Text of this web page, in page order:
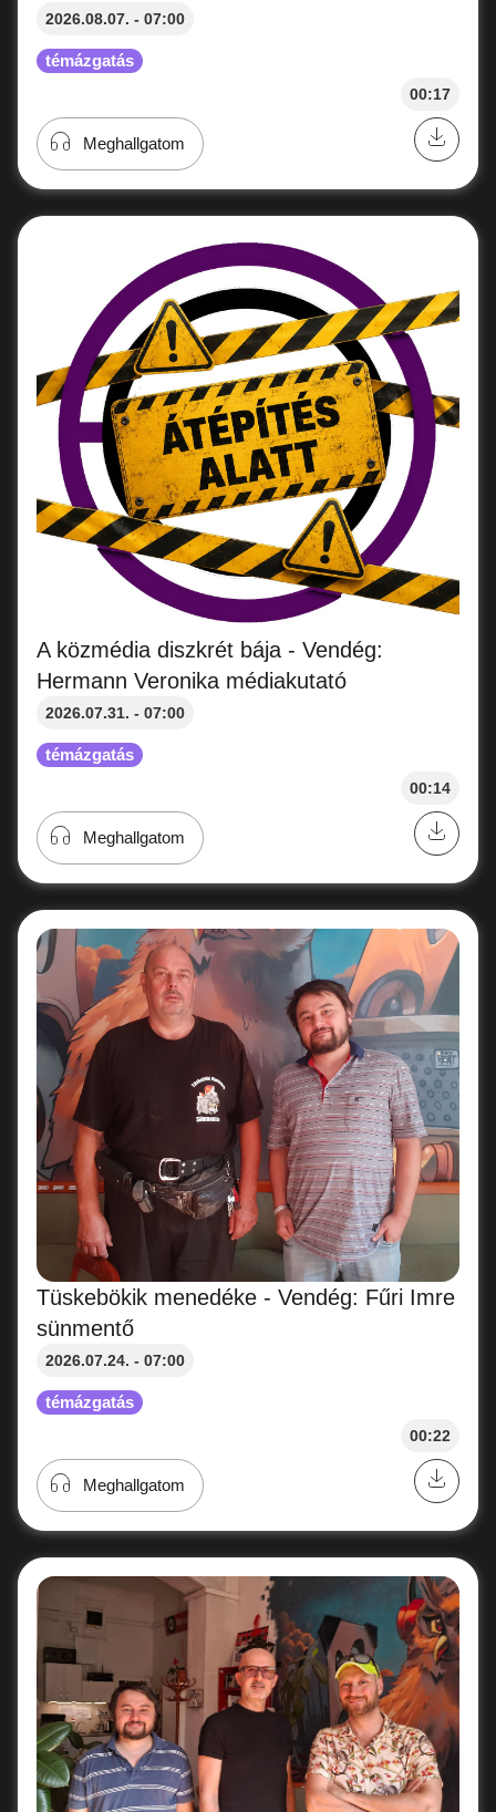
2026.08.07. - 07:00
témázgatás
00:17
Meghallgatom
A közmédia diszkrét bája - Vendég:
Hermann Veronika médiakutató
2026.07.31. - 07:00
témázgatás
00:14
Meghallgatom
Tüskebökik menedéke - Vendég: Fűri Imre
sünmentő
2026.07.24. - 07:00
témázgatás
00:22
Meghallgatom